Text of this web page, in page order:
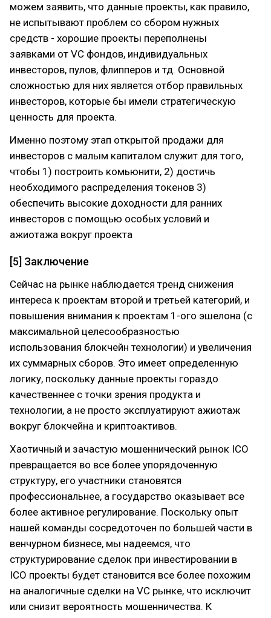
можем заявить, что данные проекты, как правило,
не испытывают проблем со сбором нужных
средств - хорошие проекты переполнены
заявками от VC фондов, индивидуальных
инвесторов, пулов, флипперов и тд. Основной
сложностью для них является отбор правильных
инвесторов, которые бы имели стратегическую
ценность для проекта.
Именно поэтому этап открытой продажи для
инвесторов с малым капиталом служит для того,
чтобы 1) построить комьюнити, 2) достичь
необходимого распределения токенов 3)
обеспечить высокие доходности для ранних
инвесторов с помощью особых условий и
ажиотажа вокруг проекта
[5] Заключение
Сейчас на рынке наблюдается тренд снижения
интереса к проектам второй и третьей категорий, и
повышения внимания к проектам 1-ого эшелона (с
максимальной целесообразностью
использования блокчейн технологии) и увеличения
их суммарных сборов. Это имеет определенную
логику, поскольку данные проекты гораздо
качественнее с точки зрения продукта и
технологии, а не просто эксплуатируют ажиотаж
вокруг блокчейна и криптоактивов.
Хаотичный и зачастую мошеннический рынок ICO
превращается во все более упорядоченную
структуру, его участники становятся
профессиональнее, а государство оказывает все
более активное регулирование. Поскольку опыт
нашей команды сосредоточен по большей части в
венчурном бизнесе, мы надеемся, что
структурирование сделок при инвестировании в
ICO проекты будет становится все более похожим
на аналогичные сделки на VC рынке, что исключит
или снизит вероятность мошенничества. К